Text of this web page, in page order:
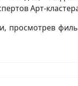
Арт-
просмотрев